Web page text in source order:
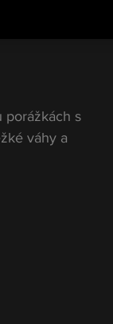
porážkách s
váhy a